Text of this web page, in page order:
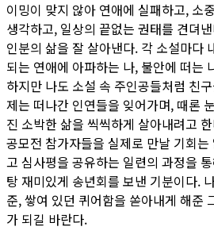
이밍이 맞지 않아 연애에 실패하고, 소
생각하고, 일상의 끝없는 권태를 견뎌
인분의 삶을 잘 살아낸다. 각 소설마다
되는 연애에 아파하는 나, 불안에 떠는
하지만 나도 소설 속 주인공들처럼 친
제는 떠나간 인연들을 잊어가며, 때론
진 소박한 삶을 씩씩하게 살아내려고
공모전 참가자들을 실제로 만날 기회
고 심사평을 공유하는 일련의 과정을
탕 재미있게 송년회를 보낸 기분이다.
준, 쌓여 있던 퀴어함을 쏟아내게 해준
가 되길 바란다.